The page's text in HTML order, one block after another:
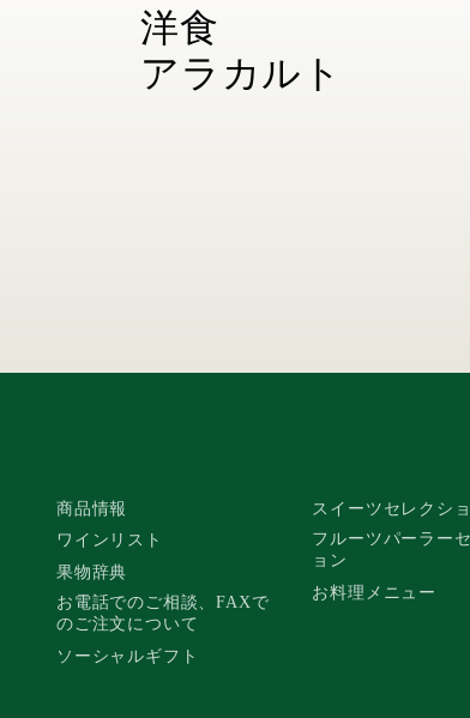
洋食
アラカルト
商品情報
ワインリスト
果物辞典
お電話でのご相談、FAXで
のご注文について
ソーシャルギフト
スイーツセレクシ
フルーツパーラー
ョン
お料理メニュー